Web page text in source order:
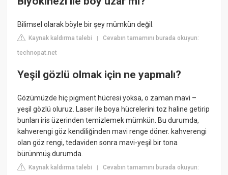
Bilimsel olarak böyle bir şey mümkün değil.
Kaynak kaldırma talebi |Cevabın tamamını burada okuyun:
technopat.net
Yeşil gözlü olmak için ne yapmalı?
Gözümüzde hiç pigment hücresi yoksa, o zaman mavi –
yeşil gözlü oluruz. Laser ile boya hücrelerini toz haline getirip
bunları iris üzerinden temizlemek mümkün. Bu durumda,
kahverengi göz kendiliğinden mavi renge döner. kahverengi
olan göz rengi, tedaviden sonra mavi-yeşil bir tona
bürünmüş durumda.
Kaynak kaldırma talebi |Cevabın tamamını burada okuyun: